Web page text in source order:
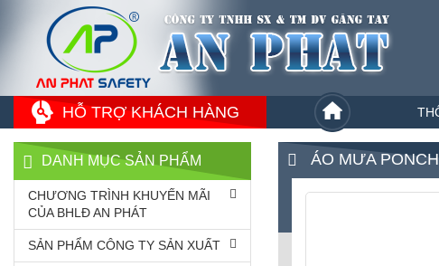
HỖ TRỢ KHÁCH HÀNG
DANH MỤC SẢN PHẨM
CHƯƠNG TRÌNH KHUYẾN MÃI
CỦA BHLĐ AN PHÁT
SẢN PHẨM CÔNG TY SẢN XUẤT
ÁO MƯA